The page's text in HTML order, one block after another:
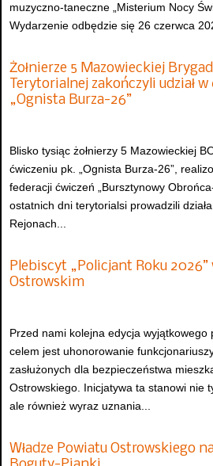
muzyczno-taneczne „Misterium Nocy
Wydarzenie odbędzie się 26 czerwca
Żołnierze 5 Mazowieckiej
Terytorialnej zakończyli udział
„Ognista Burza-26”
Blisko tysiąc żołnierzy 5 Mazowieckiej
ćwiczeniu pk. „Ognista Burza-26”,
federacji ćwiczeń „Bursztynowy
ostatnich dni terytorialsi prowadzili
Rejonach...
Plebiscyt „Policjant Roku 2026”
Ostrowskim
Przed nami kolejna edycja wyjątkowego
celem jest uhonorowanie
zasłużonych dla bezpieczeństwa
Ostrowskiego. Inicjatywa ta stanowi nie
ale również wyraz uznania...
Władze Powiatu Ostrowskiego